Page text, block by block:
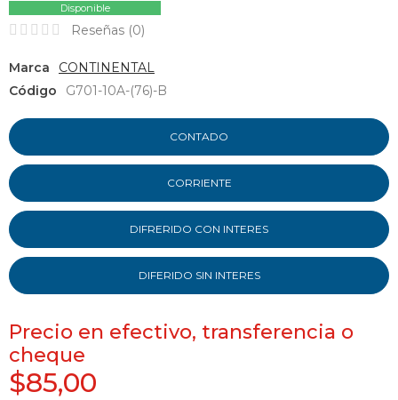
Disponible
Reseñas (0)
Marca
CONTINENTAL
Código
G701-10A-(76)-B
CONTADO
CORRIENTE
DIFRERIDO CON INTERES
DIFERIDO SIN INTERES
Precio en efectivo, transferencia o
cheque
$85,00